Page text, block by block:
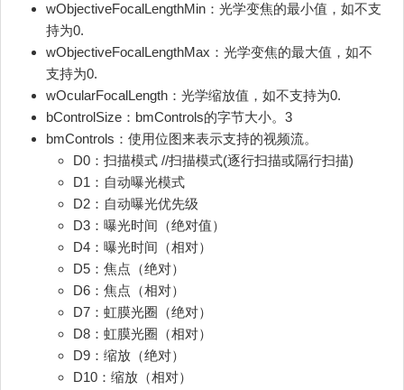
wObjectiveFocalLengthMin：光学变焦的最小值，如不支
持为0.
wObjectiveFocalLengthMax：光学变焦的最大值，如不
支持为0.
wOcularFocalLength：光学缩放值，如不支持为0.
bControlSize：bmControls的字节大小。3
bmControls：使用位图来表示支持的视频流。
D0：扫描模式 //扫描模式(逐行扫描或隔行扫描)
D1：自动曝光模式
D2：自动曝光优先级
D3：曝光时间（绝对值）
D4：曝光时间（相对）
D5：焦点（绝对）
D6：焦点（相对）
D7：虹膜光圈（绝对）
D8：虹膜光圈（相对）
D9：缩放（绝对）
D10：缩放（相对）